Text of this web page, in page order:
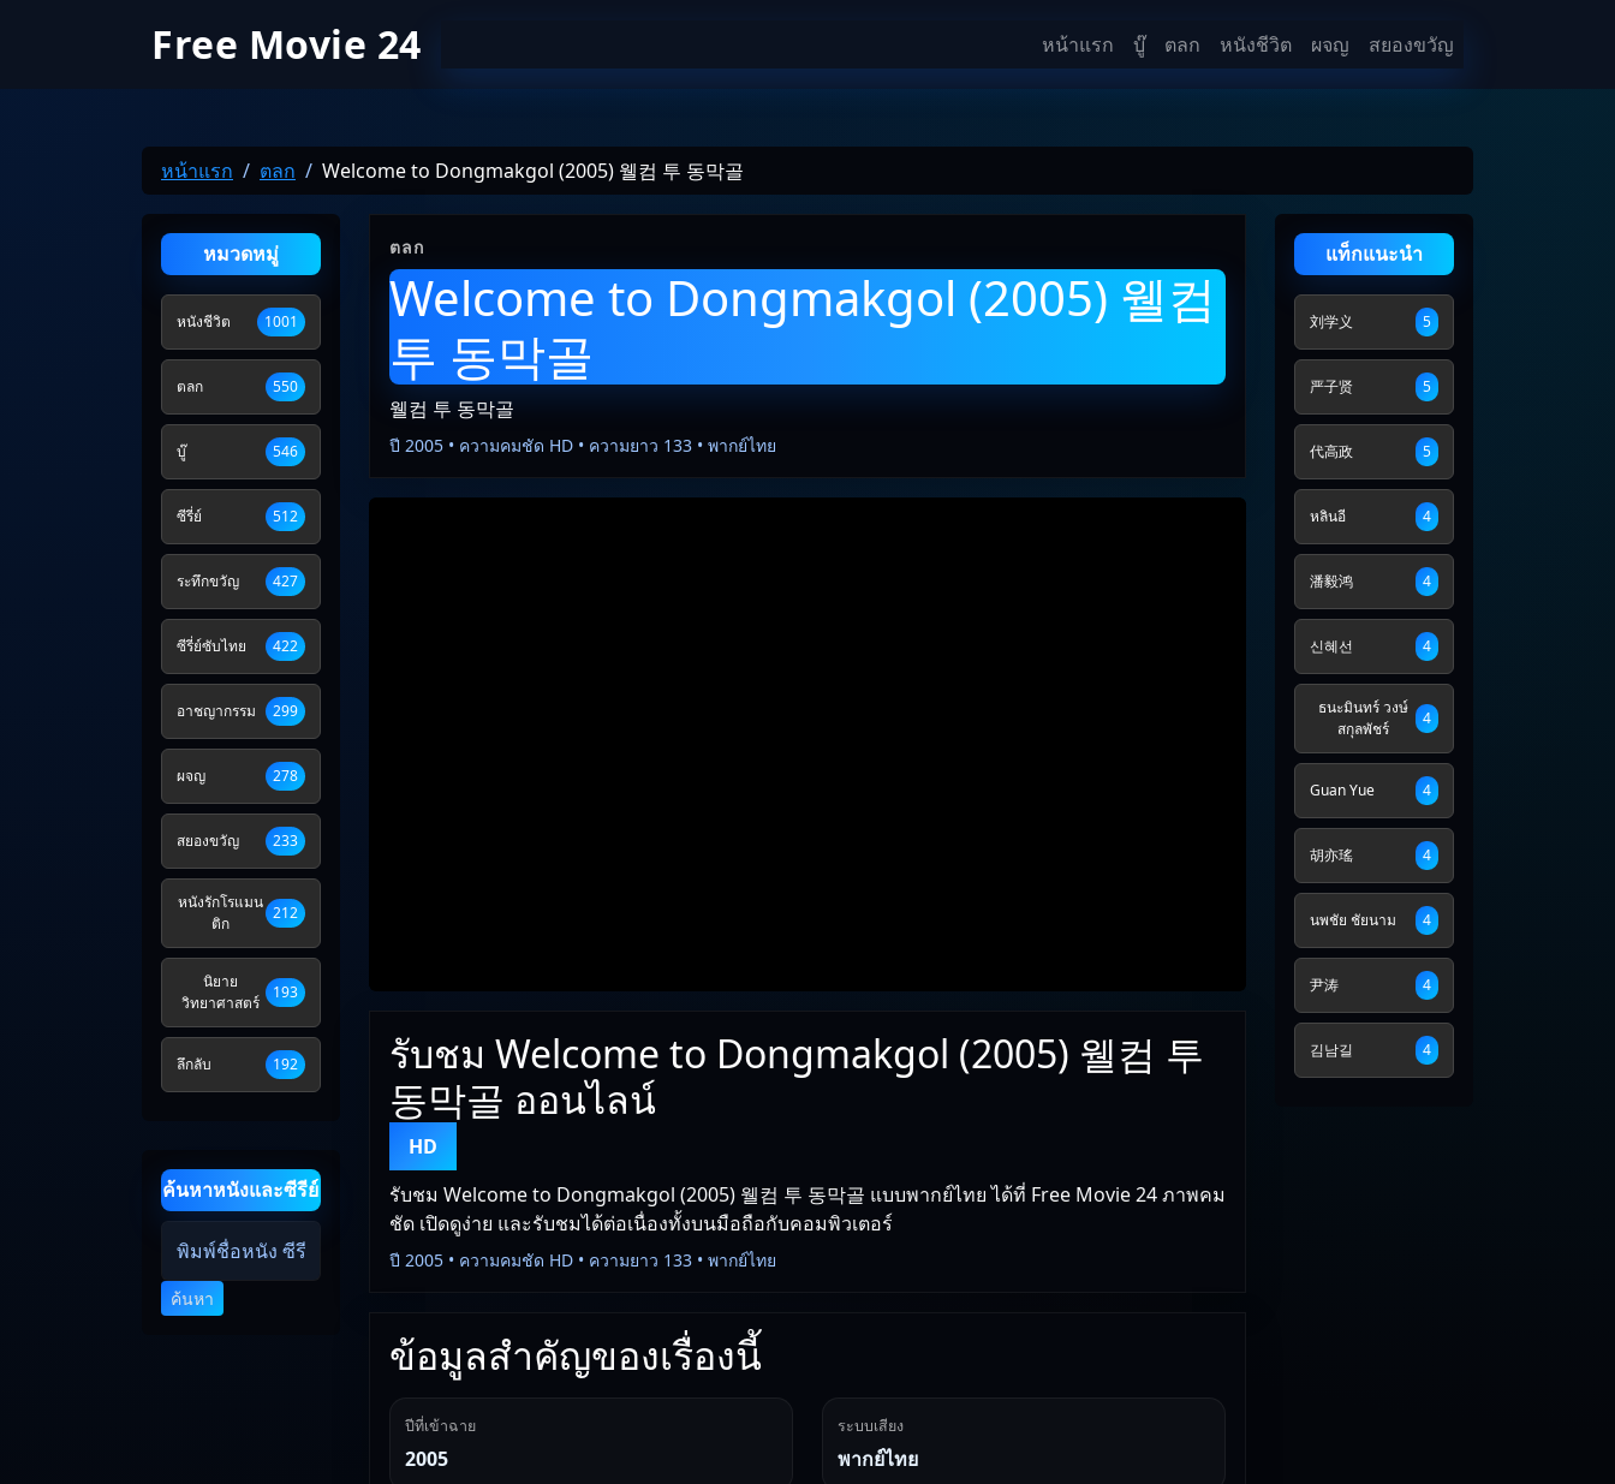
Free Movie 24 หน้าแรก บู๊ ตลก หนังชีวิต ผจญ สยองขวัญ
หน้าแรก ตลก Welcome to Dongmakgol (2005) 웰컴 투 동막골
หมวดหมู่
หนังชีวิต 1001
ตลก 550
บู๊ 546
ซีรี่ย์ 512
ระทึกขวัญ 427
ซีรี่ย์ซับไทย 422
อาชญากรรม 299
ผจญ 278
สยองขวัญ 233
หนังรักโรแมน
ติก
212
นิยาย
วิทยาศาสตร์
193
ลึกลับ 192
ค้นหาหนังและซีรีย์
ค้นหา
ตลก
Welcome to Dongmakgol (2005) 웰컴
투 동막골
웰컴 투 동막골
ปี 2005 • ความคมชัด HD • ความยาว 133 • พากย์ไทย
รับชม Welcome to Dongmakgol (2005) 웰컴 투
동막골 ออนไลน์
HD
รับชม Welcome to Dongmakgol (2005) 웰컴 투 동막골 แบบพากย์ไทย ได้ที่ Free Movie 24 ภาพคม
ชัด เปิดดูง่าย และรับชมได้ต่อเนื่องทั้งบนมือถือกับคอมพิวเตอร์
ปี 2005 • ความคมชัด HD • ความยาว 133 • พากย์ไทย
ข้อมูลสำคัญของเรื่องนี้
ปีที่เข้าฉาย
2005
ระบบเสียง
พากย์ไทย
แท็กแนะนำ
刘学义 5
严子贤 5
代高政 5
หลินอี 4
潘毅鸿 4
신혜선 4
ธนะมินทร์ วงษ์
สกุลพัชร์
4
Guan Yue 4
胡亦瑤 4
นพชัย ชัยนาม 4
尹涛 4
김남길 4